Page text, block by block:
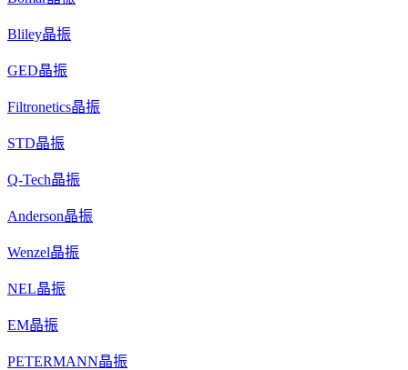
Bliley晶振
GED晶振
Filtronetics晶振
STD晶振
Q-Tech晶振
Anderson晶振
Wenzel晶振
NEL晶振
EM晶振
PETERMANN晶振